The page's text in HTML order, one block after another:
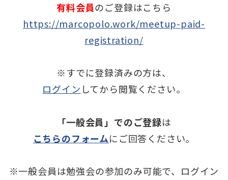
有料会員のご登録はこちら
https://marcopolo.work/meetup-paid-
registration/
※すでに登録済みの方は、
ログイン してから閲覧ください。
「一般会員」でのご登録は
こちらのフォームにご回答ください。
※一般会員は勉強会の参加のみ可能で、ログイン